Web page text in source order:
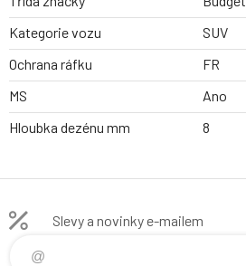
Kategorie vozu
SUV
Ochrana ráfku
FR
MS
Ano
Hloubka dezénu mm
8
Slevy a novinky e-mailem